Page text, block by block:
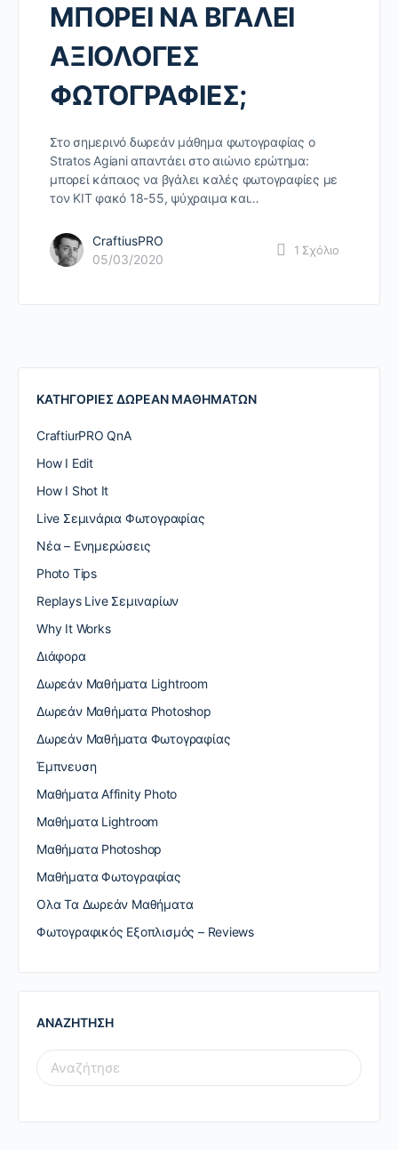
ΜΠΟΡΕΙ ΝΑ ΒΓΑΛΕΙ
ΑΞΙΟΛΟΓΕΣ
ΦΩΤΟΓΡΑΦΙΕΣ;
Στο σημερινό δωρεάν μάθημα φωτογραφίας ο
Stratos Agiani απαντάει στο αιώνιο ερώτημα:
μπορεί κάποιος να βγάλει καλές φωτογραφίες με
τον ΚΙΤ φακό 18-55, ψύχραιμα και…
CraftiusPRO
05/03/2020
1 Σχόλιο
ΚΑΤΗΓΟΡΙΕΣ ΔΩΡΕΑΝ ΜΑΘΗΜΑΤΩΝ
CraftiurPRO QnA
How I Edit
How I Shot It
Live Σεμινάρια Φωτογραφίας
Nέα – Ενημερώσεις
Photo Tips
Replays Live Σεμιναρίων
Why It Works
Διάφορα
Δωρεάν Μαθήματα Lightroom
Δωρεάν Μαθήματα Photoshop
Δωρεάν Μαθήματα Φωτογραφίας
Έμπνευση
Μαθήματα Affinity Photo
Μαθήματα Lightroom
Μαθήματα Photoshop
Μαθήματα Φωτογραφίας
Ολα Τα Δωρεάν Μαθήματα
Φωτογραφικός Εξοπλισμός – Reviews
ΑΝΑΖΗΤΗΣΗ
SEARCH
FOR: